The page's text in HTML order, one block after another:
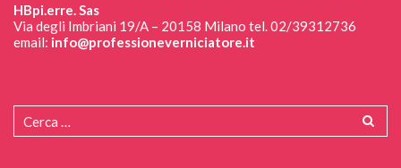
HBpi.erre. Sas
Via degli Imbriani 19/A – 20158 Milano tel. 02/39312736
email: info@professioneverniciatore.it